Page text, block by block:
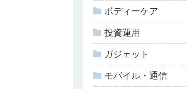
ボディーケア
投資運用
ガジェット
モバイル・通信